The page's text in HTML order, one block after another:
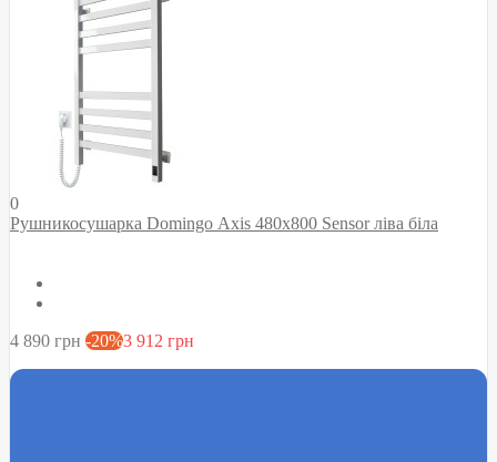
0
Рушникосушарка Domingo Axis 480x800 Sensor ліва біла
4 890 грн -20%3 912 грн